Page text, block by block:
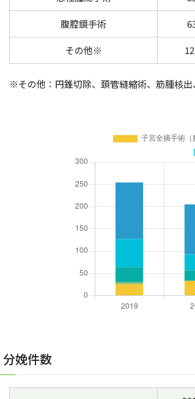
腹腔鏡手術
その他※
※その他：円錐切除、頚管縫縮術、筋腫核
分娩件数